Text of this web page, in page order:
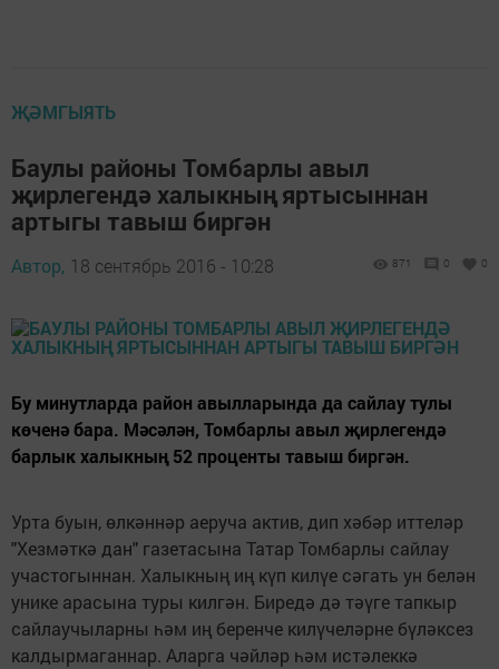
ҖӘМГЫЯТЬ
Баулы районы Томбарлы авыл
җирлегендә халыкның яртысыннан
артыгы тавыш биргән
Автор, 18 сентябрь 2016 - 10:28 871 0 0
Бу минутларда район авылларында да сайлау тулы
көченә бара. Мәсәлән, Томбарлы авыл җирлегендә
барлык халыкның 52 проценты тавыш биргән.
Урта буын, өлкәннәр аеруча актив, дип хәбәр иттеләр
"Хезмәткә дан" газетасына Татар Томбарлы сайлау
участогыннан. Халыкның иң күп килүе сәгать ун белән
унике арасына туры килгән. Биредә дә тәүге тапкыр
сайлаучыларны һәм иң беренче килүчеләрне бүләксез
калдырмаганнар. Аларга чәйләр һәм истәлеккә